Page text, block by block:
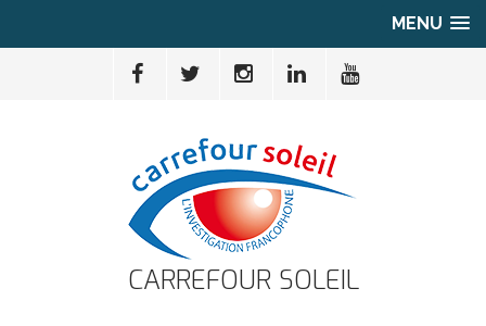
MENU
CARREFOUR SOLEIL